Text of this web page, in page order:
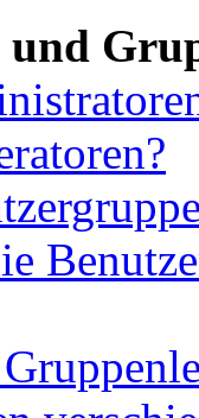
und